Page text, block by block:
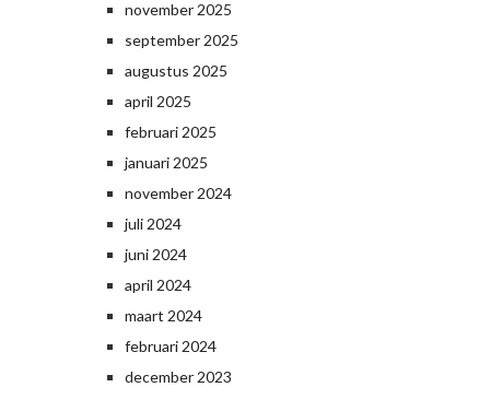
november 2025
september 2025
augustus 2025
april 2025
februari 2025
januari 2025
november 2024
juli 2024
juni 2024
april 2024
maart 2024
februari 2024
december 2023